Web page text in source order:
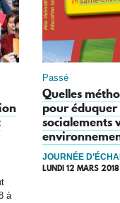
à
Passé
Quelles
pour
socialements
JOURNÉE
LUNDI 12 MARS 2018